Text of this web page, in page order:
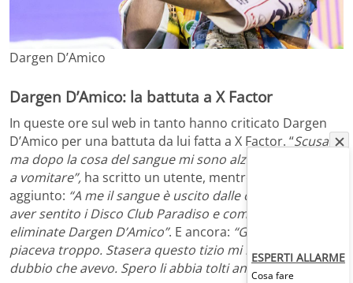
Dargen D’Amico
Dargen D’Amico: la battuta a X Factor
In queste ore sul web in tanto hanno criticato Dargen
D’Amico per una battuta da lui fatta a X Factor. “Scusate,
ma dopo la cosa del sangue mi sono alzato per andare
a vomitare”, ha scritto un utente, mentre altri hanno
aggiunto: “A me il sangue è uscito dalle orecchie dopo
aver sentito i Disco Club Paradiso e comunque
eliminate Dargen D’Amico”. E ancora: “Già non mi
piaceva troppo. Stasera questo tizio mi ha tolto ogni
dubbio che avevo. Spero li abbia tolti anche a voi”.
ESPERTI ALLARME
Cosa fare